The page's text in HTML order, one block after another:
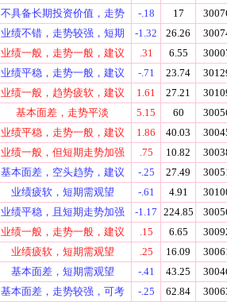
不具备长期投资价值，走势 -.18 17
业绩不错，走势较强，短期 -1.32 26.26
业绩一般，走势一般，建议 .31 6.55
业绩平稳，走势一般，建议 -.71 23.74
业绩一般，趋势疲软，建议 1.61 27.21
基本面差，走势平淡 5.15 60
业绩平稳，走势一般，建议 1.86 40.03
业绩一般，但短期走势加强 .75 10.82
基本面差，空头趋势，建议 -.25 27.49
业绩疲软，短期需观望 -.61 4.91
业绩平稳，且短期走势加强 -1.17 224.85
业绩一般，走势一般，建议 .15 6.65
业绩疲软，短期需观望 .25 16.09
基本面差，短期需观望 -.41 43.25
基本面差，走势较强，可考 -.25 62.84